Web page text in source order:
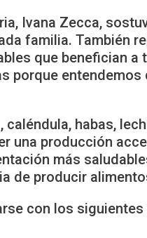
Ivana Zecca,
familia. También
que benefician a
porque
habas,
una producción
más
de producir
con los